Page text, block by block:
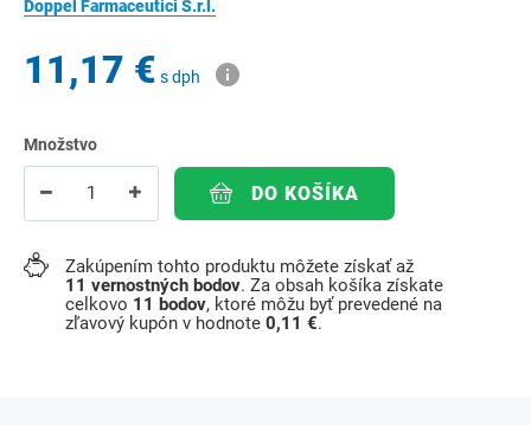
Doppel Farmaceutici S.r.l.
11,17 € s dph
Množstvo
DO KOŠÍKA
Zakúpením tohto produktu môžete získať až
11 vernostných bodov. Za obsah košíka získate
celkovo 11 bodov, ktoré môžu byť prevedené na
zľavový kupón v hodnote 0,11 €.